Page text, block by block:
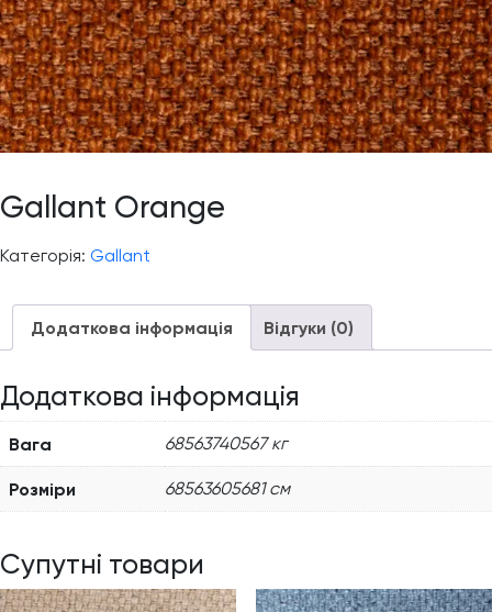
Gallant Orange
Категорія: Gallant
Додаткова інформація Відгуки (0)
Додаткова інформація
Вага 68563740567 кг
Розміри 68563605681 см
Супутні товари